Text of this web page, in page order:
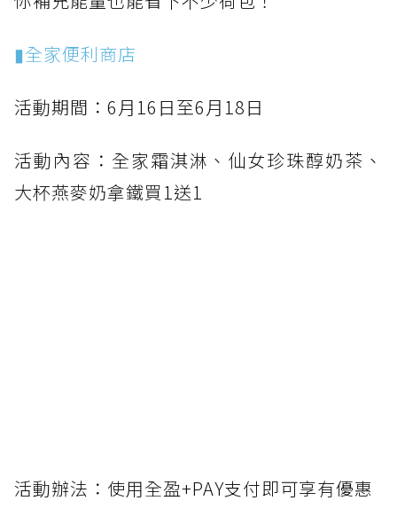
▮全家便利商店
活動期間：6月16日至6月18日
活動內容：全家霜淇淋、仙女珍珠醇奶茶、
大杯燕麥奶拿鐵買1送1
活動辦法：使用全盈+PAY支付即可享有優惠